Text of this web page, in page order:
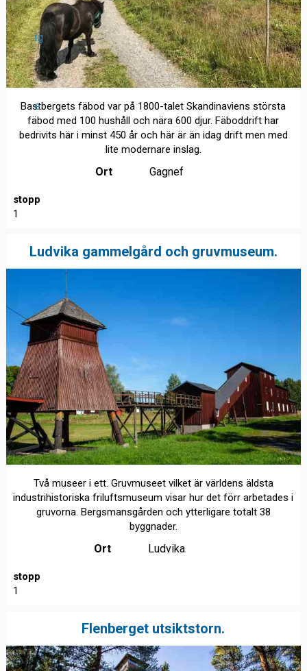
ig
e
Bastbergets fäbod var på 1800-talet Skandinaviens största
fäbod med 100 hushåll och nära 600 djur. Fäboddrift har
bedrivits här i minst 450 år och här är än idag drift men med
lite modernare inslag.
Ort Gagnef
stopp
1
Ludvika gammelgård och gruvmuseum.
Två museer i ett. Gruvmuseet vilket är världens äldsta
industrihistoriska friluftsmuseum visar hur det förr arbetades i
gruvorna. Bergsmansgården och ytterligare totalt 38
byggnader.
Ort Ludvika
stopp
1
Flenberget utsiktstorn.